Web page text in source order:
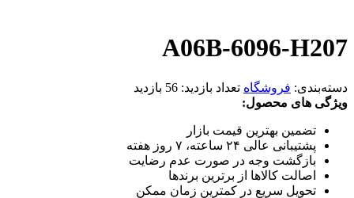
A06B-6096-H207
دسته‌بندی: فروشگاه تعداد بازدید: 56 بازدید
ویژگی های محصول:
تضمین بهترین قیمت بازار
پشتیبانی عالی ۲۴ ساعته، ۷ روز هفته
بازگشت وجه در صورت عدم رضایت
اصالت کالاها از برترین برندها
تحویل سریع در کمترین زمان ممکن